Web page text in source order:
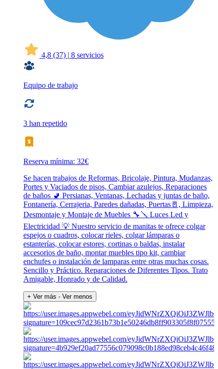
4,8 (37) | 8 servicios
Equipo de trabajo
3 han repetido
Reserva mínima: 32€
Se hacen trabajos de Reformas, Bricolaje, Pintura, Mudanzas,
Portes y Vaciados de pisos, Cambiar azulejos, Reparaciones
de baños 🚽 Persianas, Ventanas, Lechadas y juntas de baño,
Fontanería, Cerrajeria, Paredes dañadas, Puertas🚪, Limpieza,
Desmontaje y Montaje de Muebles 🔧🪛 Luces Led y
Electricidad 💡 Nuestro servicio de manitas te ofrece colgar
espejos o cuadros, colocar rieles, colgar lámparas o
estanterías, colocar estores, cortinas o baldas, instalar
accesorios de baño, montar muebles tipo kit, cambiar
enchufes o instalación de lamparas entre otras muchas cosas.
Sencillo y Práctico. Reparaciones de Diferentes Tipos. Trato
Amigable, Honrado y de Calidad.
+ Ver más - Ver menos